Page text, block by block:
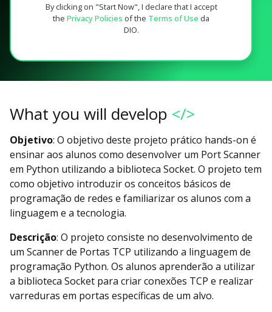
By clicking on "Start Now", I declare that I accept
the Privacy Policies of the Terms of Use da
DIO.
What you will develop </>
Objetivo: O objetivo deste projeto prático hands-on é
ensinar aos alunos como desenvolver um Port Scanner
em Python utilizando a biblioteca Socket. O projeto tem
como objetivo introduzir os conceitos básicos de
programação de redes e familiarizar os alunos com a
linguagem e a tecnologia.
Descrição: O projeto consiste no desenvolvimento de
um Scanner de Portas TCP utilizando a linguagem de
programação Python. Os alunos aprenderão a utilizar
a biblioteca Socket para criar conexões TCP e realizar
varreduras em portas específicas de um alvo.